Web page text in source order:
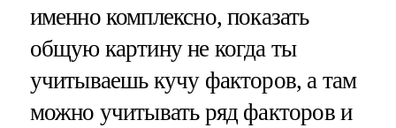
именно комплексно, показать
общую картину не когда ты
учитываешь кучу факторов, а там
можно учитывать ряд факторов и